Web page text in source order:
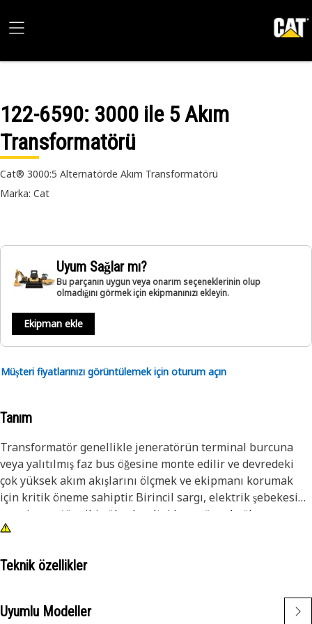
122-6590: 3000 ile 5 Akım
Transformatörü
Cat® 3000:5 Alternatörde Akım Transformatörü
Marka: Cat
Uyum Sağlar mı?
Bu parçanın uygun veya onarım seçeneklerinin olup
olmadığını görmek için ekipmanınızı ekleyin.
Ekipman ekle
Müşteri fiyatlarınızı görüntülemek için oturum açın
Tanım
Transformatör genellikle jeneratörün terminal burcuna
veya yalıtılmış faz bus öğesine monte edilir ve devredeki
çok yüksek akım akışlarını ölçmek ve ekipmanı korumak
için kritik öneme sahiptir. Birincil sargı, elektrik şebekesi
veya jeneratör gibi yüksek voltaj kaynağına bağlanır ve
belirli sayıda kablo dönüşünden oluşur. İkincil sargı ise
bağlanır. Genellikle, ana sargıya kıyasla daha az dönüşlü
Özellikler
Teknik özellikler
Uyumlu Modeller